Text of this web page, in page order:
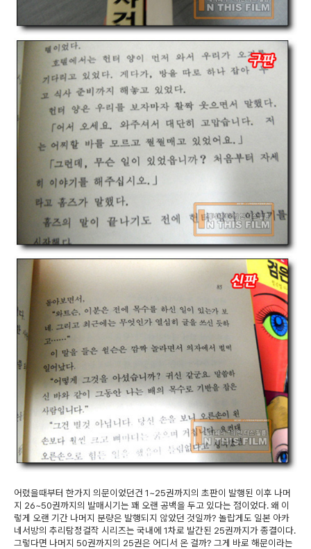
어렸을때부터 한가지 의문이었던건 1~25권까지의 초판이 발행된 이후 나머
지 26~50권까지의 발매시기는 꽤 오랜 공백을 두고 있다는 점이었다. 왜 이
렇게 오랜 기간 나머지 분량은 발행되지 않았던 것일까? 놀랍게도 일본 아카
네서방의 추리탐정걸작 시리즈는 국내에 1차로 발간된 25권까지가 종결이다.
그렇다면 나머지 50권까지의 25권은 어디서 온 걸까? 그게 바로 해문이라는